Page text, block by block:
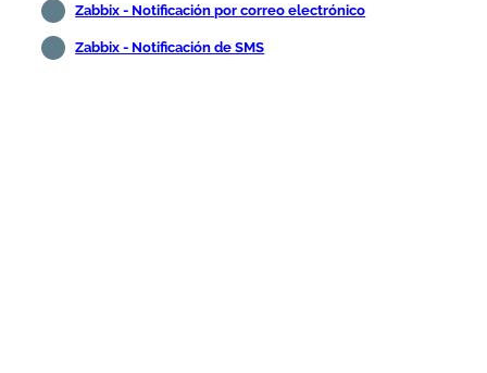
Zabbix - Notificación por correo electrónico
Zabbix - Notificación de SMS